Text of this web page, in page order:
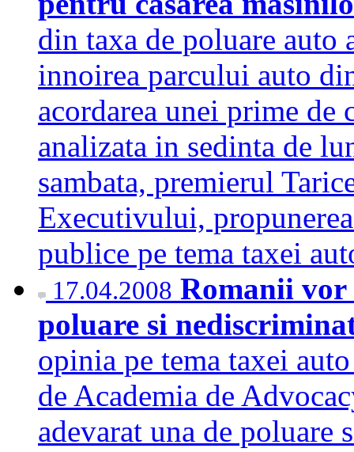
din taxa de poluare
innoirea parcului auto
acordarea unei prime de
analizata in sedinta de
sambata, premierul
Executivului,
publice pe tema taxei
17.04.2008 Romanii vor
poluare si
opinia pe tema taxei
de Academia de
adevarat una de